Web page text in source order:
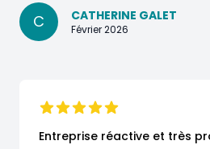
C CATHERINE GALET
Février 2026
Entreprise réactive et très